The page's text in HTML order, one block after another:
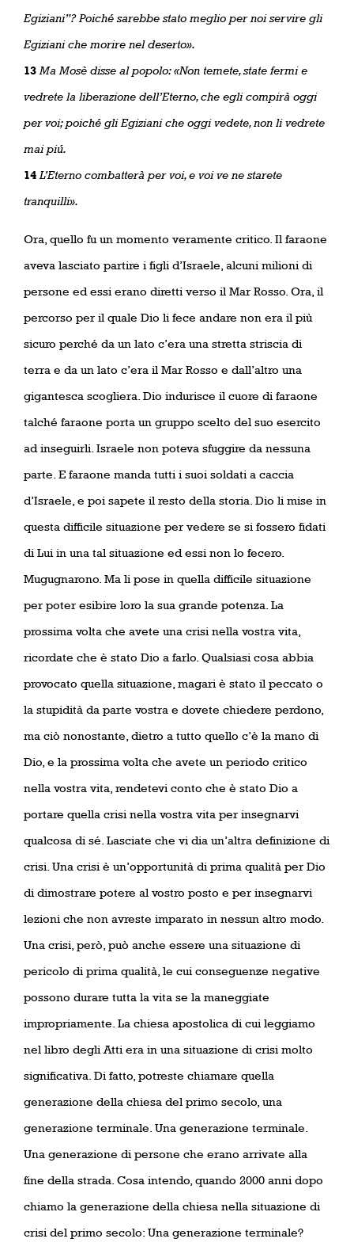
Egiziani”? Poiché sarebbe stato meglio per noi servire gli
Egiziani che morire nel deserto».
13 Ma Mosè disse al popolo: «Non temete, state fermi e
vedrete la liberazione dell’Eterno, che egli compirà oggi
per voi; poiché gli Egiziani che oggi vedete, non li vedrete
mai piú.
14 L’Eterno combatterà per voi, e voi ve ne starete
tranquilli».
Ora, quello fu un momento veramente critico. Il faraone
aveva lasciato partire i figli d’Israele, alcuni milioni di
persone ed essi erano diretti verso il Mar Rosso. Ora, il
percorso per il quale Dio li fece andare non era il più
sicuro perché da un lato c’era una stretta striscia di
terra e da un lato c’era il Mar Rosso e dall’altro una
gigantesca scogliera. Dio indurisce il cuore di faraone
talché faraone porta un gruppo scelto del suo esercito
ad inseguirli. Israele non poteva sfuggire da nessuna
parte. E faraone manda tutti i suoi soldati a caccia
d’Israele, e poi sapete il resto della storia. Dio li mise in
questa difficile situazione per vedere se si fossero fidati
di Lui in una tal situazione ed essi non lo fecero.
Mugugnarono. Ma li pose in quella difficile situazione
per poter esibire loro la sua grande potenza. La
prossima volta che avete una crisi nella vostra vita,
ricordate che è stato Dio a farlo. Qualsiasi cosa abbia
provocato quella situazione, magari è stato il peccato o
la stupidità da parte vostra e dovete chiedere perdono,
ma ciò nonostante, dietro a tutto quello c’è la mano di
Dio, e la prossima volta che avete un periodo critico
nella vostra vita, rendetevi conto che è stato Dio a
portare quella crisi nella vostra vita per insegnarvi
qualcosa di sé. Lasciate che vi dia un’altra definizione di
crisi. Una crisi è un’opportunità di prima qualità per Dio
di dimostrare potere al vostro posto e per insegnarvi
lezioni che non avreste imparato in nessun altro modo.
Una crisi, però, può anche essere una situazione di
pericolo di prima qualità, le cui conseguenze negative
possono durare tutta la vita se la maneggiate
impropriamente. La chiesa apostolica di cui leggiamo
nel libro degli Atti era in una situazione di crisi molto
significativa. Di fatto, potreste chiamare quella
generazione della chiesa del primo secolo, una
generazione terminale. Una generazione terminale.
Una generazione di persone che erano arrivate alla
fine della strada. Cosa intendo, quando 2000 anni dopo
chiamo la generazione della chiesa nella situazione di
crisi del primo secolo: Una generazione terminale?